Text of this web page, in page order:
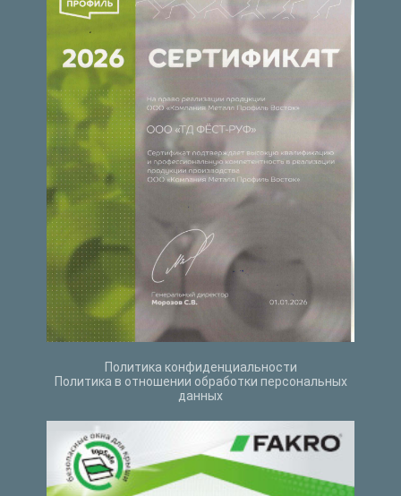
Политика конфиденциальности
Политика в отношении обработки персональных
данных